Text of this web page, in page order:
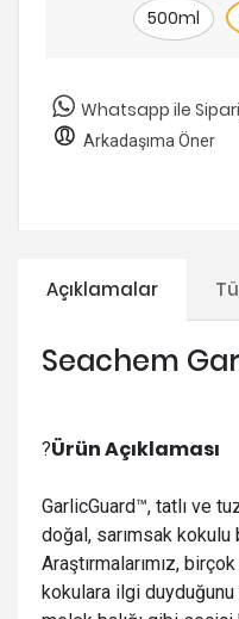
500ml
Whatsapp ile
Arkadaşıma Öner
Açıklamalar
Seachem
?Ürün Açıklaması
GarlicGuard™, tatlı ve
doğal, sarımsak kokulu
Araştırmalarımız,
kokulara ilgi